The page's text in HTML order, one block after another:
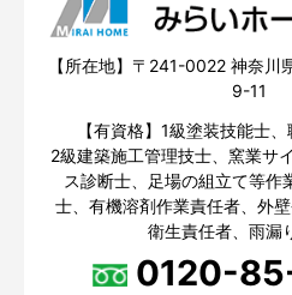
【所在地】〒241-0022 神奈川
9-11
【有資格】1級塗装技能士、
2級建築施工管理技士、窯業サ
ス診断士、足場の組立て等作
士、有機溶剤作業責任者、外
衛生責任者、雨漏
0120-